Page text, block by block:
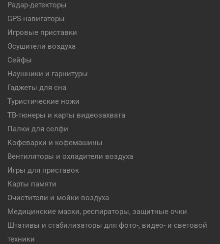
Радар-детекторы
GPS-навигаторы
Игровые приставки
Осушители воздуха
Сейфы
Наушники и гарнитуры
Гаджеты для сна
Туристические ножи
ТВ-тюнеры и карты видеозахвата
Палки для селфи
Кофеварки и кофемашины
Вентиляторы и охладители воздуха
Игры для приставок
Карты памяти
Очистители и мойки воздуха
Медицинские маски, респираторы, защитные очки
Штативы и стабилизаторы для фото-, видео- и световой
техники